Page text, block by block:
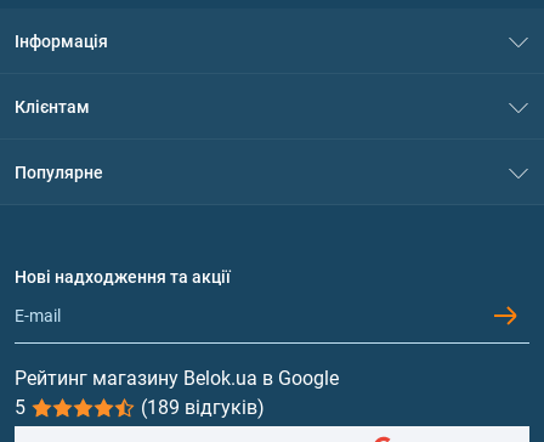
Інформація
Політика конфіденційності
Обмін та повернення
Клієнтам
Популярне
Протеїн
Гейнери
Вітаміни та мінерали
Риб'ячий жир, жирні кислоти
Нові надходження та акції
Рейтинг магазину Belok.ua в Google
5
(189 відгуків)